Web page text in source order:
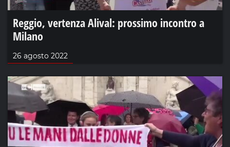
Reggio, vertenza Alival: prossimo incontro a
Milano
26 agosto 2022